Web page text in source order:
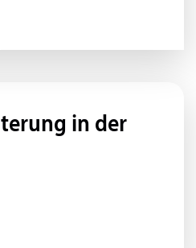
in der